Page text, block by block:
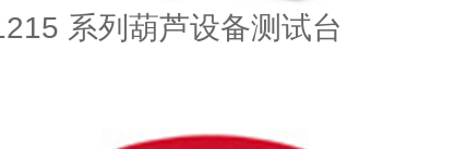
系列葫芦设备测试台